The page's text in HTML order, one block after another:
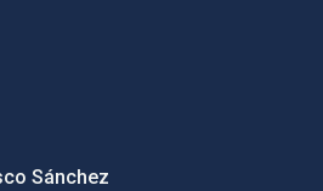
Sánchez